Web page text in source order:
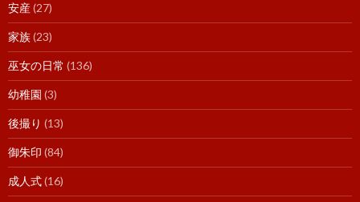
安産(27)
家族(23)
巫女の日常 (136)
幼稚園 (3)
後撮り (13)
御朱印 (84)
成人式(16)